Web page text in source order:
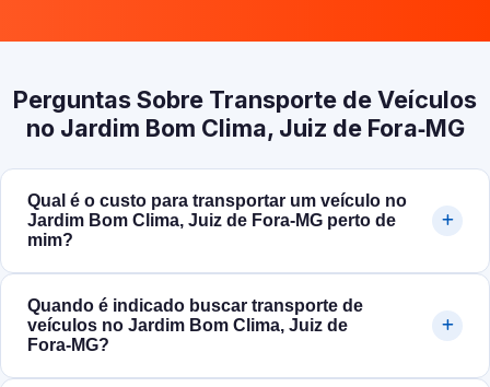
Perguntas Sobre Transporte de Veículos
no Jardim Bom Clima, Juiz de Fora‑MG
Qual é o custo para transportar um veículo no
Jardim Bom Clima, Juiz de Fora‑MG perto de
mim?
Quando é indicado buscar transporte de
veículos no Jardim Bom Clima, Juiz de
Fora‑MG?